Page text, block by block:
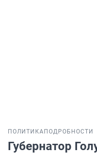
ПОЛИТИКА ПОДРОБНОСТИ
Губернатор